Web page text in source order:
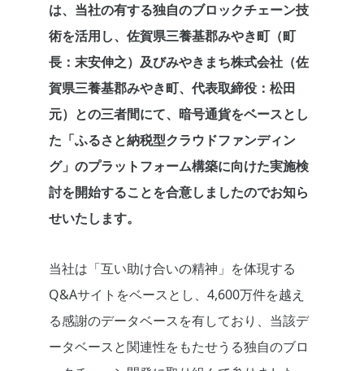
は、当社の有する独自のブロックチェーン技
術を活用し、佐賀県三養基郡みやき町（町
長：末安伸之）及びみやきまち株式会社（佐
賀県三養基郡みやき町、代表取締役：松田
元）との三者間にて、暗号通貨をベースとし
た「ふるさと納税型クラウドファンディン
グ」のプラットフォーム構築に向けた実施検
討を開始することを合意しましたのでお知ら
せいたします。
当社は「互い助け合いの精神」を体現する
Q&Aサイトをベースとし、4,600万件を越え
る感謝のデータベースを有しており、当該デ
ータベースと関連性をもたせうる独自のブロ